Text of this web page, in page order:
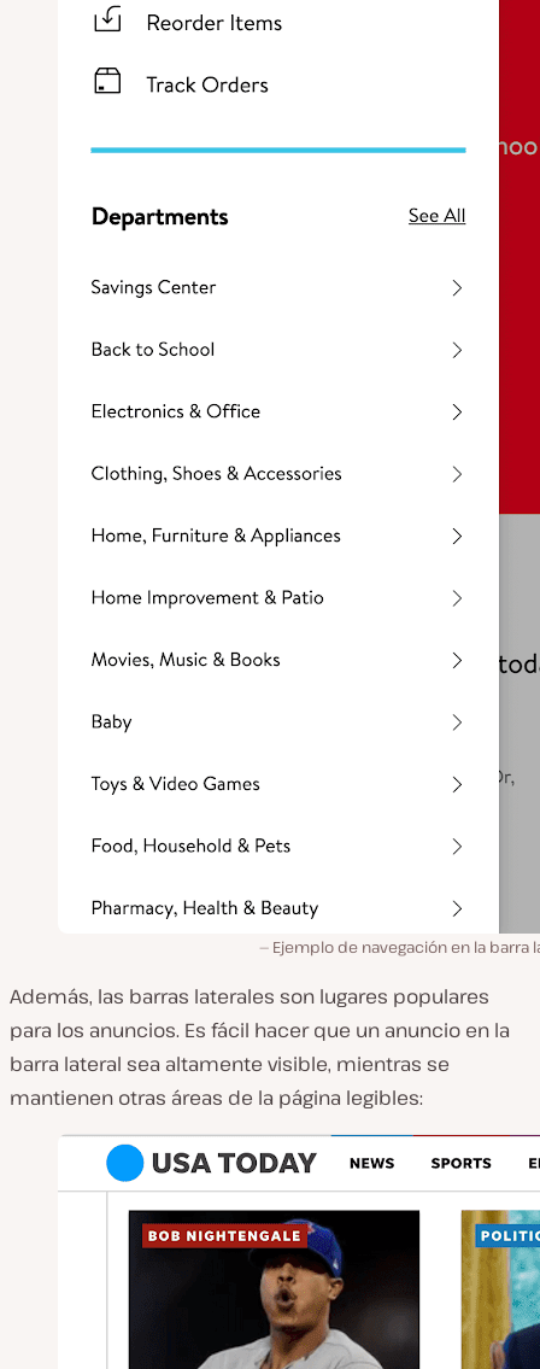
Ejemplo de navegación en la barra
Además, las barras laterales son lugares populares
para los anuncios. Es fácil hacer que un anuncio en la
barra lateral sea altamente visible, mientras se
mantienen otras áreas de la página legibles: